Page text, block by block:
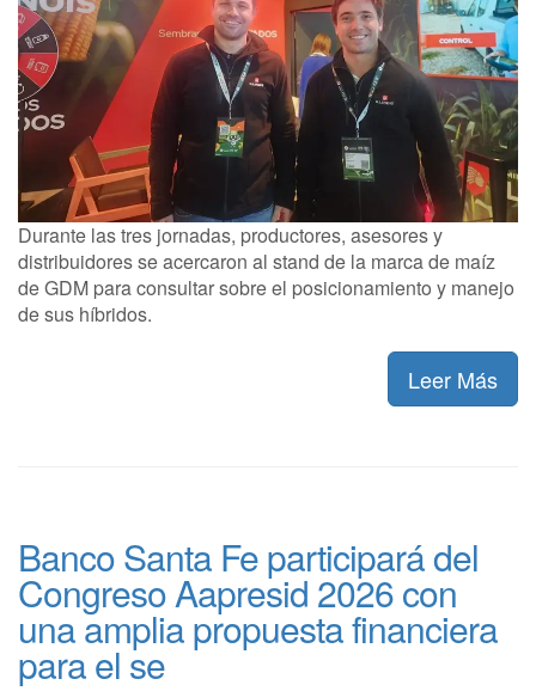
Durante las tres jornadas, productores, asesores y
distribuidores se acercaron al stand de la marca de maíz
de GDM para consultar sobre el posicionamiento y manejo
de sus híbridos.
Leer Más
Banco Santa Fe participará del
Congreso Aapresid 2026 con
una amplia propuesta financiera
para el se